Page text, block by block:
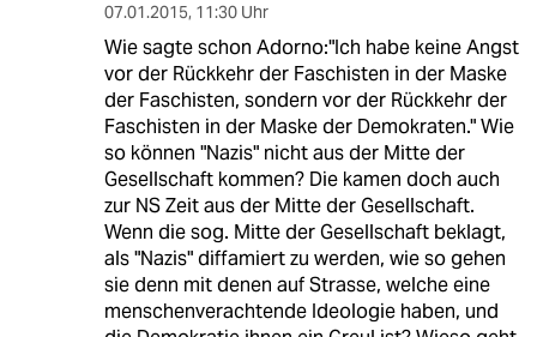
07.01.2015, 11:30 Uhr
Wie sagte schon Adorno:"Ich habe keine Angst
vor der Rückkehr der Faschisten in der Maske
der Faschisten, sondern vor der Rückkehr der
Faschisten in der Maske der Demokraten." Wie
so können "Nazis" nicht aus der Mitte der
Gesellschaft kommen? Die kamen doch auch
zur NS Zeit aus der Mitte der Gesellschaft.
Wenn die sog. Mitte der Gesellschaft beklagt,
als "Nazis" diffamiert zu werden, wie so gehen
sie denn mit denen auf Strasse, welche eine
menschenverachtende Ideologie haben, und